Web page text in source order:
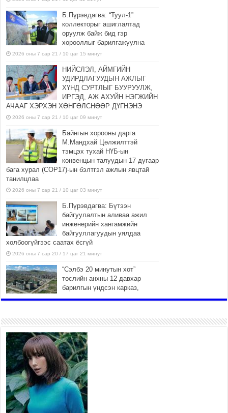
Б.Пүрэвдагва: “Туул-1”
коллекторыг ашиглалтад
оруулж байж бид гэр
хорооллыг барилгажуулна
2026 оны 7 сар 21 / 10 цаг 15 минут
НИЙСЛЭЛ, АЙМГИЙН
УДИРДЛАГУУДЫН АЖЛЫГ
ХҮНД СУРТЛЫГ БУУРУУЛЖ,
ИРГЭД, АЖ АХУЙН НЭГЖИЙН
АЧААГ ХЭРХЭН ХӨНГӨЛСНӨӨР ДҮГНЭНЭ
2026 оны 7 сар 21 / 10 цаг 09 минут
Байнгын хорооны дарга
М.Мандхай Цөлжилттэй
тэмцэх тухай НҮБ-ын
конвенцын талуудын 17 дугаар
бага хурал (СОР17)-ын бэлтгэл ажлын явцтай
танилцлаа
2026 оны 7 сар 21 / 10 цаг 03 минут
Б.Пүрэвдагва: Бүтээн
байгуулалтын аливаа ажил
инженерийн хангамжийн
байгууллагуудын уялдаа
холбоогүйгээс саатах ёсгүй
2026 оны 7 сар 20 / 17 цаг 21 минут
“Сэлбэ 20 минутын хот”
төслийн анхны 12 давхар
барилгын үндсэн карказ,
цутгалтын ажил дууслаа
Мопед, скүүтер, тэдгээртэй
адилтгах үзүүлэлт бүхий
тээврийн хэрэгсэлтэй
холбоотой нийслэлийн засаг
дарга захирамж гаргалаа
2026 оны 7 сар 20 / 17 цаг 11 минут
Төв цэвэрлэх байгууламжид
хоногт дунджаар 3 тонн хатуу
хог хаягдал ирж байна